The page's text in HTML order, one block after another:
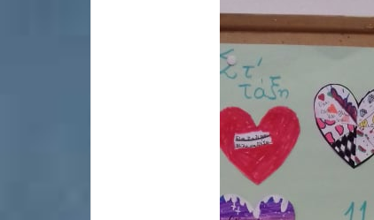
κατηγορία
Τεκμηρίωσης